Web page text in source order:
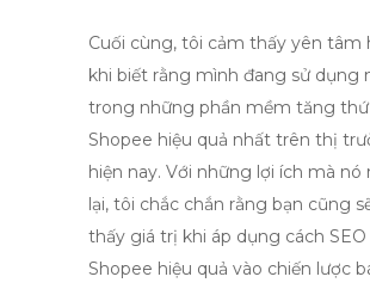
Cuối cùng, tôi cảm thấy yên tâm
khi biết rằng mình đang sử dụng
trong những phần mềm tăng
Shopee hiệu quả nhất trên thị
hiện nay. Với những lợi ích mà nó
lại, tôi chắc chắn rằng bạn cũng
thấy giá trị khi áp dụng cách SEO
Shopee hiệu quả vào chiến lược